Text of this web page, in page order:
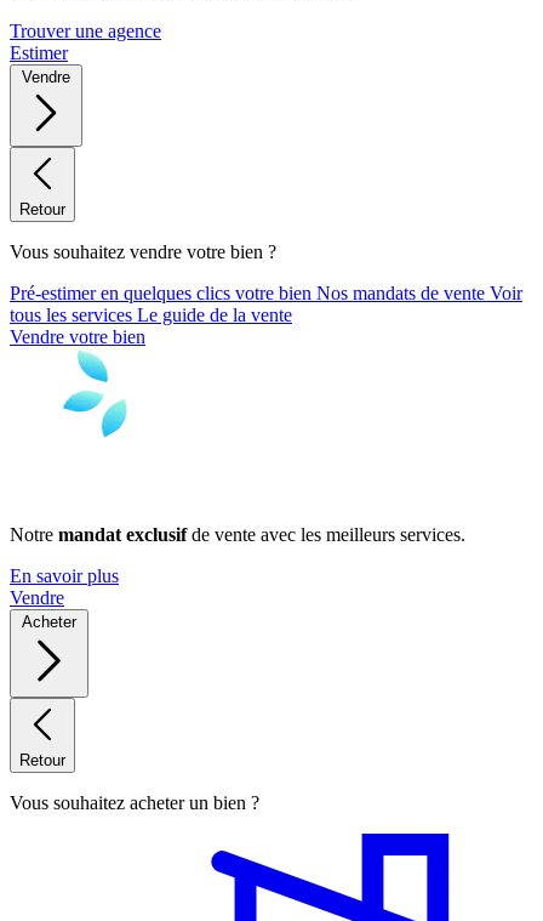
Trouver une agence
Estimer
Vendre
Retour
Vous souhaitez vendre votre bien ?
Pré-estimer en quelques clics votre bien Nos mandats de vente Voir
tous les services Le guide de la vente
Vendre votre bien
Notre mandat exclusifde vente avec les meilleurs services.
En savoir plus
Vendre
Acheter
Retour
Vous souhaitez acheter un bien ?